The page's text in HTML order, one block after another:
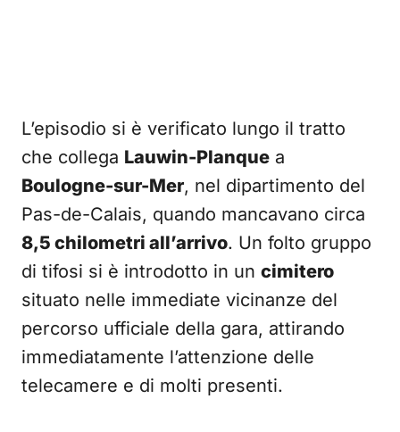
L’episodio si è verificato lungo il tratto
che collega Lauwin-Planque a
Boulogne-sur-Mer, nel dipartimento del
Pas-de-Calais, quando mancavano circa
8,5 chilometri all’arrivo. Un folto gruppo
di tifosi si è introdotto in un cimitero
situato nelle immediate vicinanze del
percorso ufficiale della gara, attirando
immediatamente l’attenzione delle
telecamere e di molti presenti.